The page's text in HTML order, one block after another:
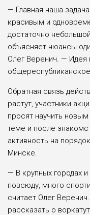
— Главная наша
красивым и
достаточно
объясняет нюансы
Олег Веренич. — Идея
Обратная связь
растут, участники
просят научить
теме и после
активность на
Минске.
— В крупных городах и
повсюду, мно­го
считает Олег
рассказать о